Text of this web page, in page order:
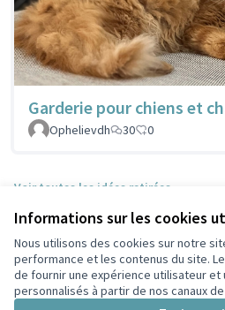
Informations sur les cookies
Nous utilisons des cookies sur notre
performance et les contenus du site.
de fournir une expérience utilisateur et
personnalisés à partir de nos canaux
Garderie pour chiens et
Ophelievdh
30 0
Voir toutes les idées retirées
Conditions d'utilisation
Paramètres des cookies
Participez Villeurbanne sur X
(Lien externe)
Participez Villeurbanne sur
Participez Villeurbanne sur
Participez Villeurbanne
(Lien externe)